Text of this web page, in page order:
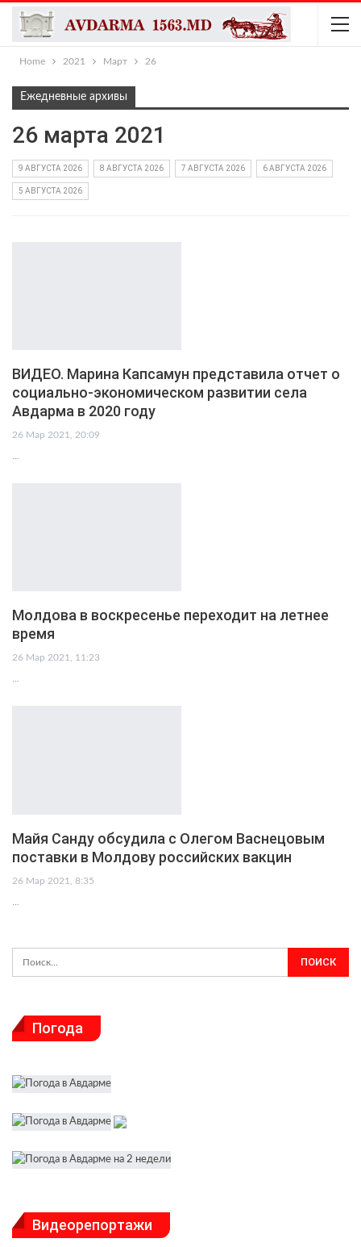
Home 2021 Март 26
Ежедневные архивы
26 марта 2021
9 АВГУСТА 2026 8 АВГУСТА 2026 7 АВГУСТА 2026 6 АВГУСТА 2026
5 АВГУСТА 2026
ВИДЕО. Марина Капсамун представила отчет о
социально-экономическом развитии села
Авдарма в 2020 году
26 Мар 2021, 20:09
…
Молдова в воскресенье переходит на летнее
время
26 Мар 2021, 11:23
…
Майя Санду обсудила с Олегом Васнецовым
поставки в Молдову российских вакцин
26 Мар 2021, 8:35
Погода
Видеорепортажи